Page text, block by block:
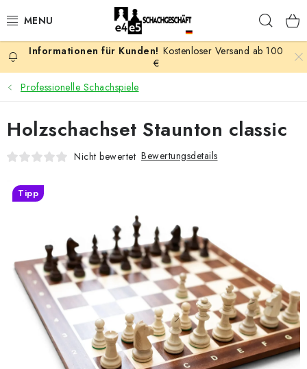
Inhalt
AKTION
SCHACHSPIELE
SCHACHFIGUREN
SCHACHBRETTER
SCHACHUHREN
SCHACHBÜCHER
SCHACH-ANTIQUITÄTENLADEN
SCHACH ONLINE
SCHACH-MERCH
Kostenloser Versand ab 100
€
Professionelle Schachspiele
Holzschachset Staunton classic
Nicht bewertet Bewertungsdetails
Tipp